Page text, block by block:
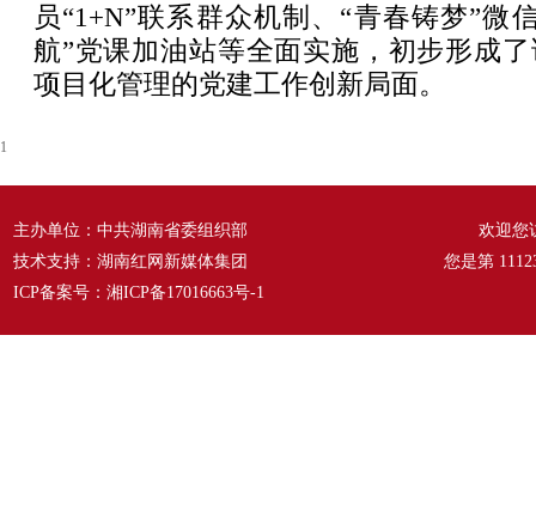
员“1+N”联系群众机制、“青春铸梦”微
航”党课加油站等全面实施，初步形成
项目化管理的党建工作创新局面。
1
主办单位：中共湖南省委组织部
技术支持：湖南红网新媒体集团
ICP备案号： 湘ICP备17016663号-1
欢迎您
您是第